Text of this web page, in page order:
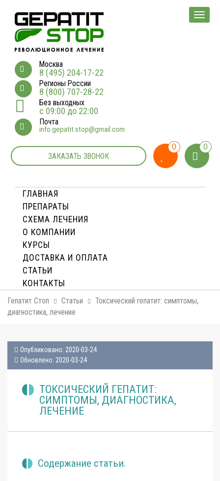
Москва
8 (495) 204-17-22
Регионы России
8 (800) 707-28-22
Без выходных
с 09:00 до 22:00
Почта
info.gepatit.stop@gmail.com
ЗАКАЗАТЬ ЗВОНОК
0 0
ГЛАВНАЯ
ПРЕПАРАТЫ
СХЕМА ЛЕЧЕНИЯ
О КОМПАНИИ
КУРСЫ
ДОСТАВКА И ОПЛАТA
СТАТЬИ
КОНТАКТЫ
Гепатит Стоп Статьи
Токсический гепатит: симптомы,
диагностика, лечение
Опубликовано: 2020-03-24
Обновлено: 2020-03-24
ТОКСИЧЕСКИЙ ГЕПАТИТ:
СИМПТОМЫ, ДИАГНОСТИКА,
ЛЕЧЕНИЕ
Содержание статьи.